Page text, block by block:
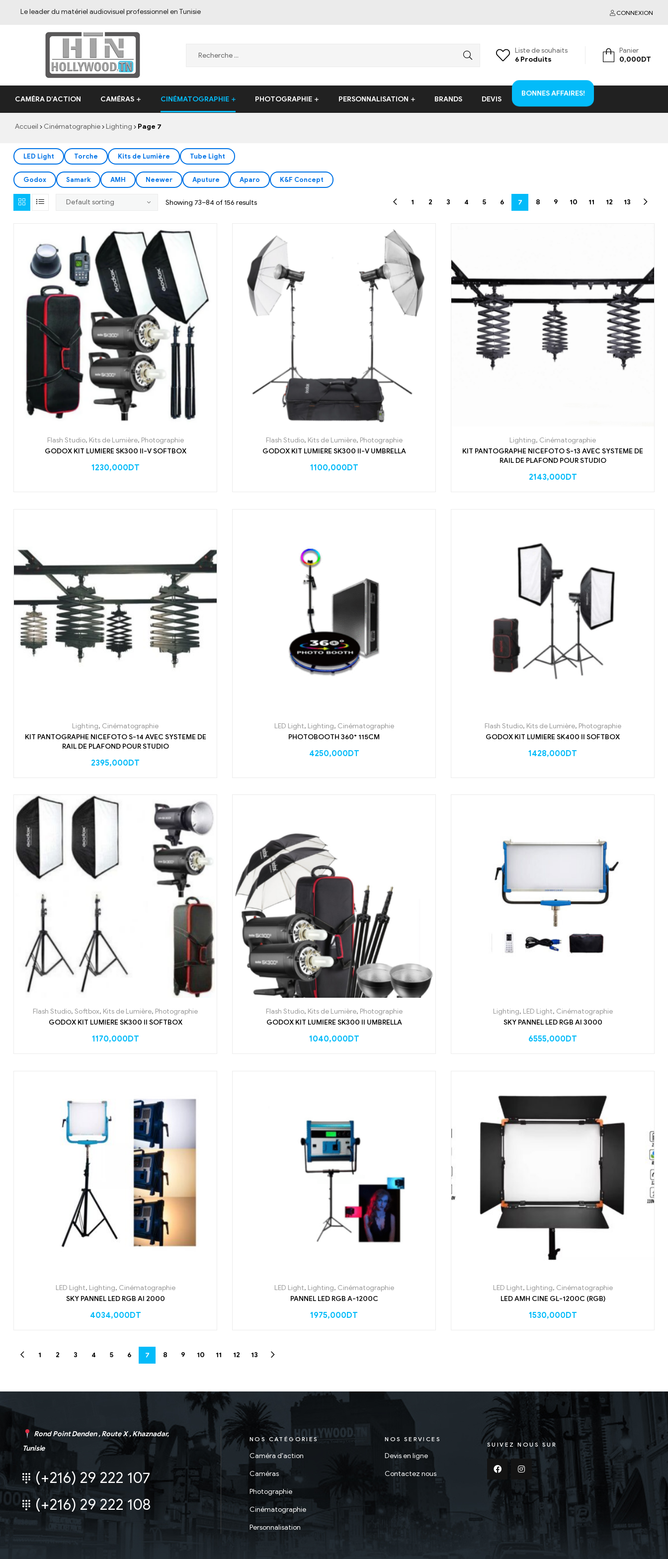
Lighting
Le leader du matériel audiovisuel professionnel en Tunisie CONNEXION
Liste de souhaits
6 Produits
Panier
0,000DT
CAMÉRA D’ACTION CAMÉRAS CINÉMATOGRAPHIE PHOTOGRAPHIE PERSONNALISATION BRANDS DEVIS
Accueil Cinématographie Lighting Page 7
LED Light Torche Kits de Lumière Tube Light
Godox Samark AMH Neewer Aputure Aparo K&F Concept
1 2 3 4 5 6 7 8 9 10 11 12 13
Showing 73–84 of 156 results
Flash Studio, Kits de Lumière, Photographie
GODOX KIT LUMIERE SK300 II-V SOFTBOX
1230,000DT
Flash Studio, Kits de Lumière, Photographie
GODOX KIT LUMIERE SK300 II-V UMBRELLA
1100,000DT
Lighting, Cinématographie
KIT PANTOGRAPHE NICEFOTO S-13 AVEC SYSTEME DE
RAIL DE PLAFOND POUR STUDIO
2143,000DT
Lighting, Cinématographie
KIT PANTOGRAPHE NICEFOTO S-14 AVEC SYSTEME DE
RAIL DE PLAFOND POUR STUDIO
2395,000DT
LED Light, Lighting, Cinématographie
PHOTOBOOTH 360° 115CM
4250,000DT
Flash Studio, Kits de Lumière, Photographie
GODOX KIT LUMIERE SK400 II SOFTBOX
1428,000DT
Flash Studio, Softbox, Kits de Lumière, Photographie
GODOX KIT LUMIERE SK300 II SOFTBOX
1170,000DT
Flash Studio, Kits de Lumière, Photographie
GODOX KIT LUMIERE SK300 II UMBRELLA
1040,000DT
Lighting, LED Light, Cinématographie
SKY PANNEL LED RGB AI 3000
6555,000DT
LED Light, Lighting, Cinématographie
SKY PANNEL LED RGB AI 2000
4034,000DT
LED Light, Lighting, Cinématographie
PANNEL LED RGB A-1200C
1975,000DT
LED Light, Lighting, Cinématographie
LED AMH CINE GL-1200C (RGB)
1530,000DT
1 2 3 4 5 6 7 8 9 10 11 12 13
Rond Point Denden , Route X , Khaznadar,
Tunisie
(+216) 29 222 107
(+216) 29 222 108
NOS CATÉGORIES
Caméra d'action
Caméras
Photographie
Cinématographie
Personnalisation
NOS SERVICES
Devis en ligne
Contactez nous
SUIVEZ NOUS SUR